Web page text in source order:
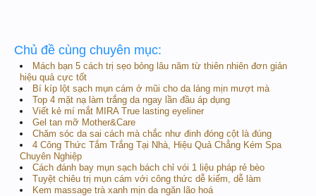
Chủ đề cùng chuyên mục:
Mách bạn 5 cách trị sẹo bỏng lâu năm từ thiên nhiên đơn giản
hiệu quả cực tốt
Bí kíp lột sạch mụn cám ở mũi cho da láng mịn mượt mà
Top 4 mặt nạ làm trắng da ngay lần đầu áp dụng
Viết kẻ mí mắt MIRA True lasting eyeliner
Gel tan mỡ Mother&Care
Chăm sóc da sai cách mà chắc như đinh đóng cột là đúng
4 Công Thức Tắm Trắng Tại Nhà, Hiệu Quả Chẳng Kém Spa
Chuyên Nghiệp
Cách đánh bay mụn sạch bách chỉ vói 1 liệu pháp rẻ bèo
Tuyệt chiêu trị mụn cám với công thức dễ kiếm, dễ làm
Kem massage trà xanh mịn da ngăn lão hoá